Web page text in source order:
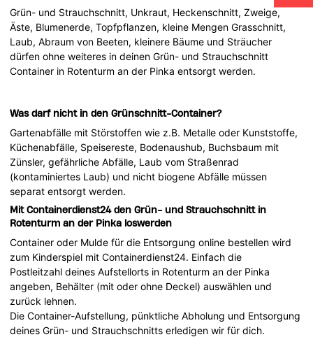
Grün- und Strauchschnitt, Unkraut, Heckenschnitt, Zweige,
Äste, Blumenerde, Topfpflanzen, kleine Mengen Grasschnitt,
Laub, Abraum von Beeten, kleinere Bäume und Sträucher
dürfen ohne weiteres in deinen Grün- und Strauchschnitt
Container in Rotenturm an der Pinka entsorgt werden.
Was darf nicht in den Grünschnitt-Container?
Gartenabfälle mit Störstoffen wie z.B. Metalle oder Kunststoffe,
Küchenabfälle, Speisereste, Bodenaushub, Buchsbaum mit
Zünsler, gefährliche Abfälle, Laub vom Straßenrad
(kontaminiertes Laub) und nicht biogene Abfälle müssen
separat entsorgt werden.
Mit Containerdienst24 den Grün- und Strauchschnitt in
Rotenturm an der Pinka loswerden
Container oder Mulde für die Entsorgung online bestellen wird
zum Kinderspiel mit Containerdienst24. Einfach die
Postleitzahl deines Aufstellorts in Rotenturm an der Pinka
angeben, Behälter (mit oder ohne Deckel) auswählen und
zurück lehnen.
Die Container-Aufstellung, pünktliche Abholung und Entsorgung
deines Grün- und Strauchschnitts erledigen wir für dich.